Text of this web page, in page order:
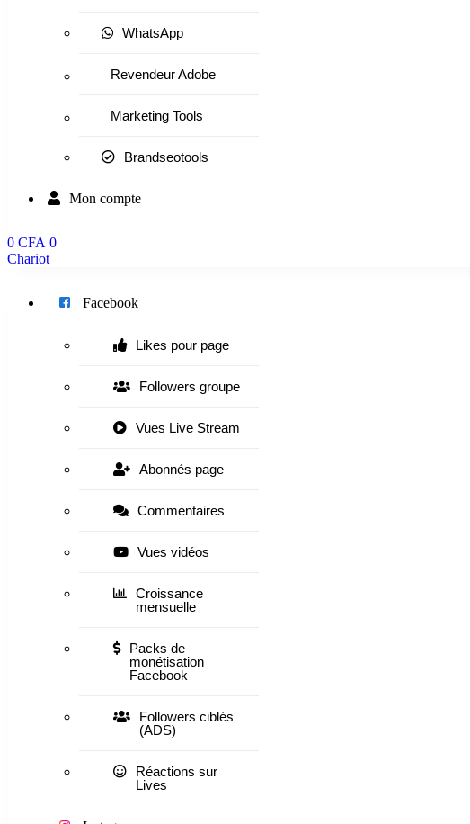
WhatsApp
Revendeur Adobe
Marketing Tools
Brandseotools
Mon compte
0 CFA 0
Chariot
Facebook
Likes pour page
Followers groupe
Vues Live Stream
Abonnés page
Commentaires
Vues vidéos
Croissance
mensuelle
Packs de
monétisation
Facebook
Followers ciblés
(ADS)
Réactions sur
Lives